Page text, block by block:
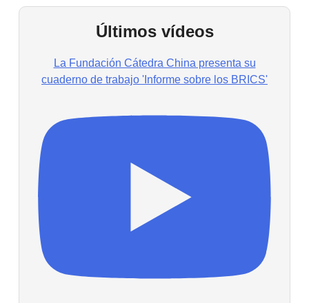
Últimos vídeos
La Fundación Cátedra China presenta su
cuaderno de trabajo 'Informe sobre los BRICS'